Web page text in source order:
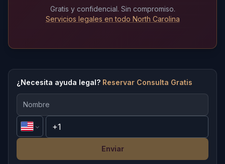
Gratis y confidencial. Sin compromiso.
Servicios legales en todo North Carolina
¿Necesita ayuda legal? Reservar Consulta Gratis
Enviar